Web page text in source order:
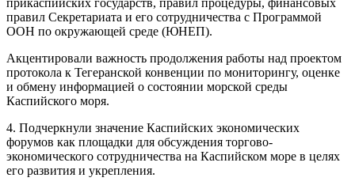
правил Секретариата и его сотрудничества с Программой
ООН по окружающей среде (ЮНЕП).
Акцентировали важность продолжения работы над проектом
протокола к Тегеранской конвенции по мониторингу, оценке
и обмену информацией о состоянии морской среды
Каспийского моря.
4. Подчеркнули значение Каспийских экономических
форумов как площадки для обсуждения торгово-
экономического сотрудничества на Каспийском море в целях
его развития и укрепления.